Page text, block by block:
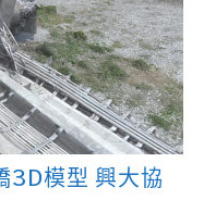
3D模型 興大協